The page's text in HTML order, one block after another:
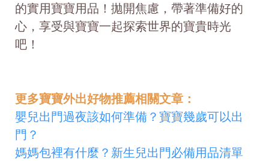
的實用寶寶用品！拋開焦慮，帶著準備好的
心，享受與寶寶一起探索世界的寶貴時光
吧！
更多寶寶外出好物推薦相關文章：
嬰兒出門過夜該如何準備？寶寶幾歲可以出
門？
媽媽包裡有什麼？新生兒出門必備用品清單